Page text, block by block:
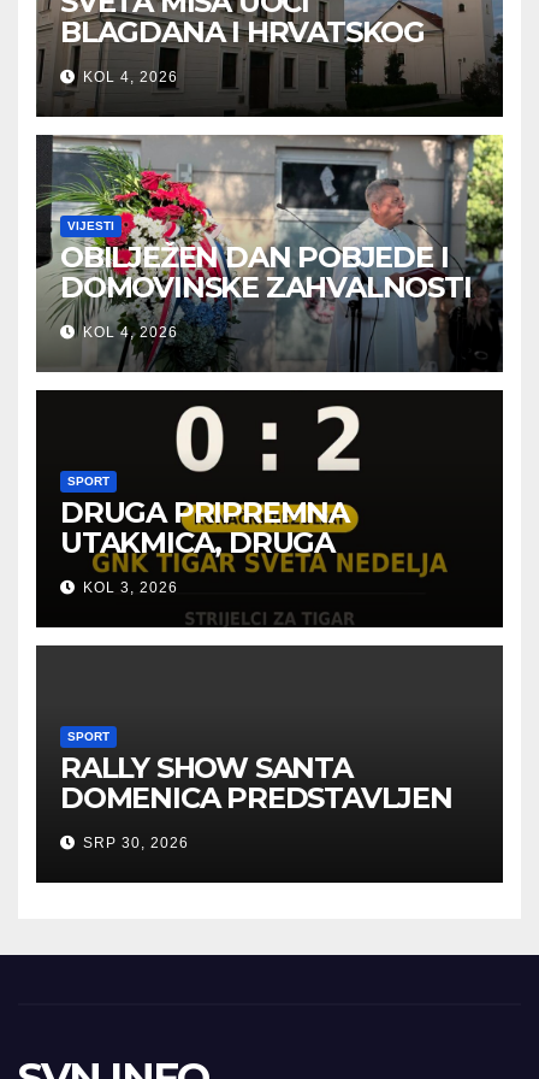
BLAGDANA I HRVATSKOG
PRAZNIKA SLOBODE
KOL 4, 2026
VIJESTI
OBILJEŽEN DAN POBJEDE I
DOMOVINSKE ZAHVALNOSTI
U SVETOJ NEDELJI
KOL 4, 2026
SPORT
DRUGA PRIPREMNA
UTAKMICA, DRUGA
POBJEDA ZA TIGROVE
KOL 3, 2026
SPORT
RALLY SHOW SANTA
DOMENICA PREDSTAVLJEN
U AUSTRIJI
SRP 30, 2026